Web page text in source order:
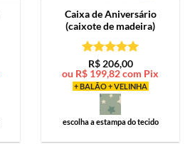
Caixa deAniversário
(caixote de madeira)
Avaliação5
de 5
R$206,00
ou R$ 199,82com Pix
+ BALÃO + VELINHA
escolha a estampa do tecido